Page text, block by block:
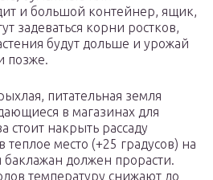
и большой контейнер, ящик,
задеваться корни ростков,
будут дольше и урожай
позже.
питательная земля
в магазинах для
стоит накрыть рассаду
теплое место (+25 градусов) на
баклажан должен прорасти.
температуру снижают до